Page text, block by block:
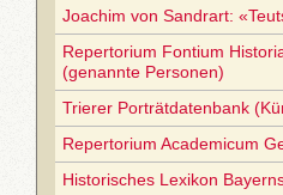
Joachim von Sandrart:
Repertorium Fontium
(genannte Personen)
Trierer Porträtdatenbank
Repertorium Academicum
Historisches Lexikon